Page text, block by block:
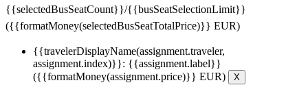
{{selectedBusSeatCount}}/{{busSeatSelectionLimit}}
({{formatMoney(selectedBusSeatTotalPrice)}} EUR)
{{travelerDisplayName(assignment.traveler,
assignment.index)}}: {{assignment.label}}
({{formatMoney(assignment.price)}} EUR)
X